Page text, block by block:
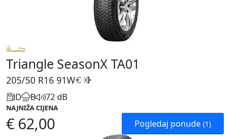
Triangle SeasonX TA01
205/50 R16 91W
D B 72 dB
NAJNIŽA CIJENA
€ 62,00 Pogledaj ponude (1)